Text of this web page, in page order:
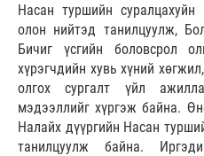
Насан туршийн
олон нийтэд танилцуулж,
Бичиг үсгийн боловсрол
хүрэгчдийн хувь хүний
олгох сургалт үйл
мэдээллийг хүргэж байна.
Налайх дүүргийн Насан
танилцуулж байна.